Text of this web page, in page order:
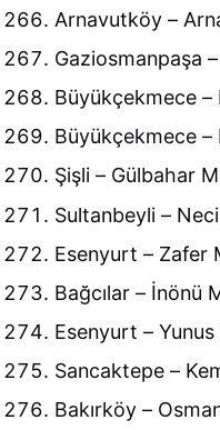
Arnavutköy –
Gaziosmanpaşa
Büyükçekmece
Büyükçekmece –
Şişli – Gülbahar
Sultanbeyli –
Esenyurt – Zafer
Bağcılar – İnönü
Esenyurt –
Sancaktepe –
Bakırköy –